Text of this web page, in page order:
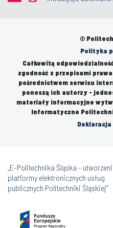
©
Polityka
Całkowitą
zgodność z przepisami
pośrednictwem serwisu
ponoszą ich autorzy -
materiały informacyjne
Informatyczne
„E-Politechnika Śląska -
platformy elektronicznych usług
publicznych Politechniki Śląskiej”